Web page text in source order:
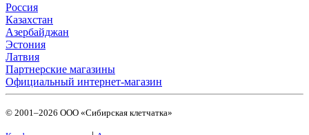
Россия
Казахстан
Азербайджан
Эстония
Латвия
Партнерские магазины
Официальный интернет-магазин
© 2001–2026 ООО «Сибирская клетчатка»